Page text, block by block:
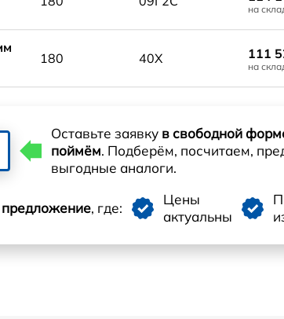
на
180 40Х 111
на
Оставьте заявку в свободной
поймём. Подберём, посчитаем,
выгодные аналоги.
предложение, где:
Цены
актуальны